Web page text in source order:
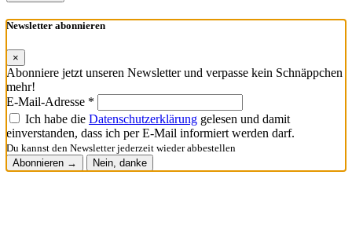
Newsletter abonnieren
×
Abonniere jetzt unseren Newsletter und verpasse kein Schnäppchen
mehr!
E-Mail-Adresse *
Ich habe die Datenschutzerklärung gelesen und damit
einverstanden, dass ich per E-Mail informiert werden darf.
Du kannst den Newsletter jederzeit wieder abbestellen
Abonnieren →
Nein, danke